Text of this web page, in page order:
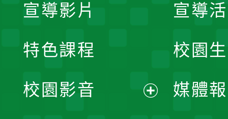
宣導
校園
媒體
宣導影片
特色課程
校園影音